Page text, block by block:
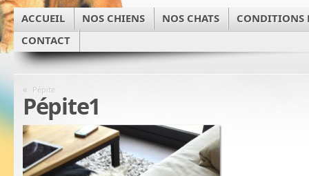
ACCUEIL NOS CHIENS NOS CHATS
CONDITIONS
CONTACT
« Pépite
Pépite1